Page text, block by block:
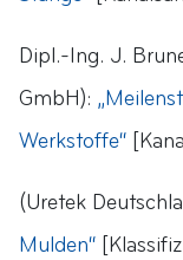
Dipl.-Ing. J.
GmbH):
Werkstoffe“
(Uretek
Mulden“